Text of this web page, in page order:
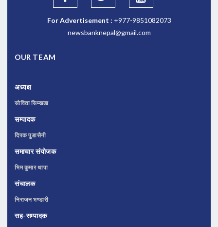
For Advertisement : +977-9851082073
newsbanknepal@gmail.com
OUR TEAM
अध्यक्ष
सोविता सिम्खडा
सम्पादक
दिपक पुडासैनी
समाचार संयोजक
भिम कुमार थापा
संचालक
निराजन भण्डारी
सह-सम्पादक